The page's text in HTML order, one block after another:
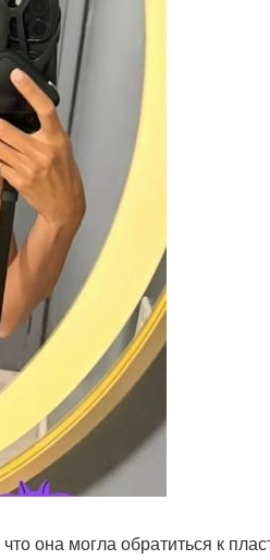
она могла обратиться к